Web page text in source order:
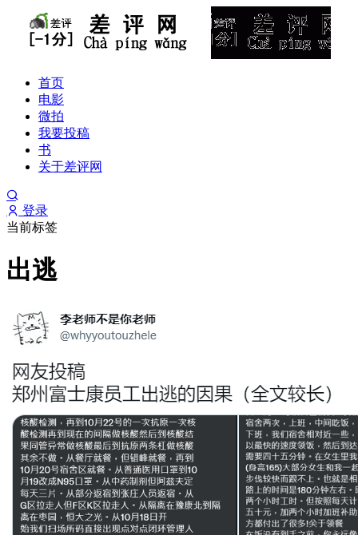
首页
电影
微拍
我要投稿
书
关于差评网
登录
当前标签
出逃